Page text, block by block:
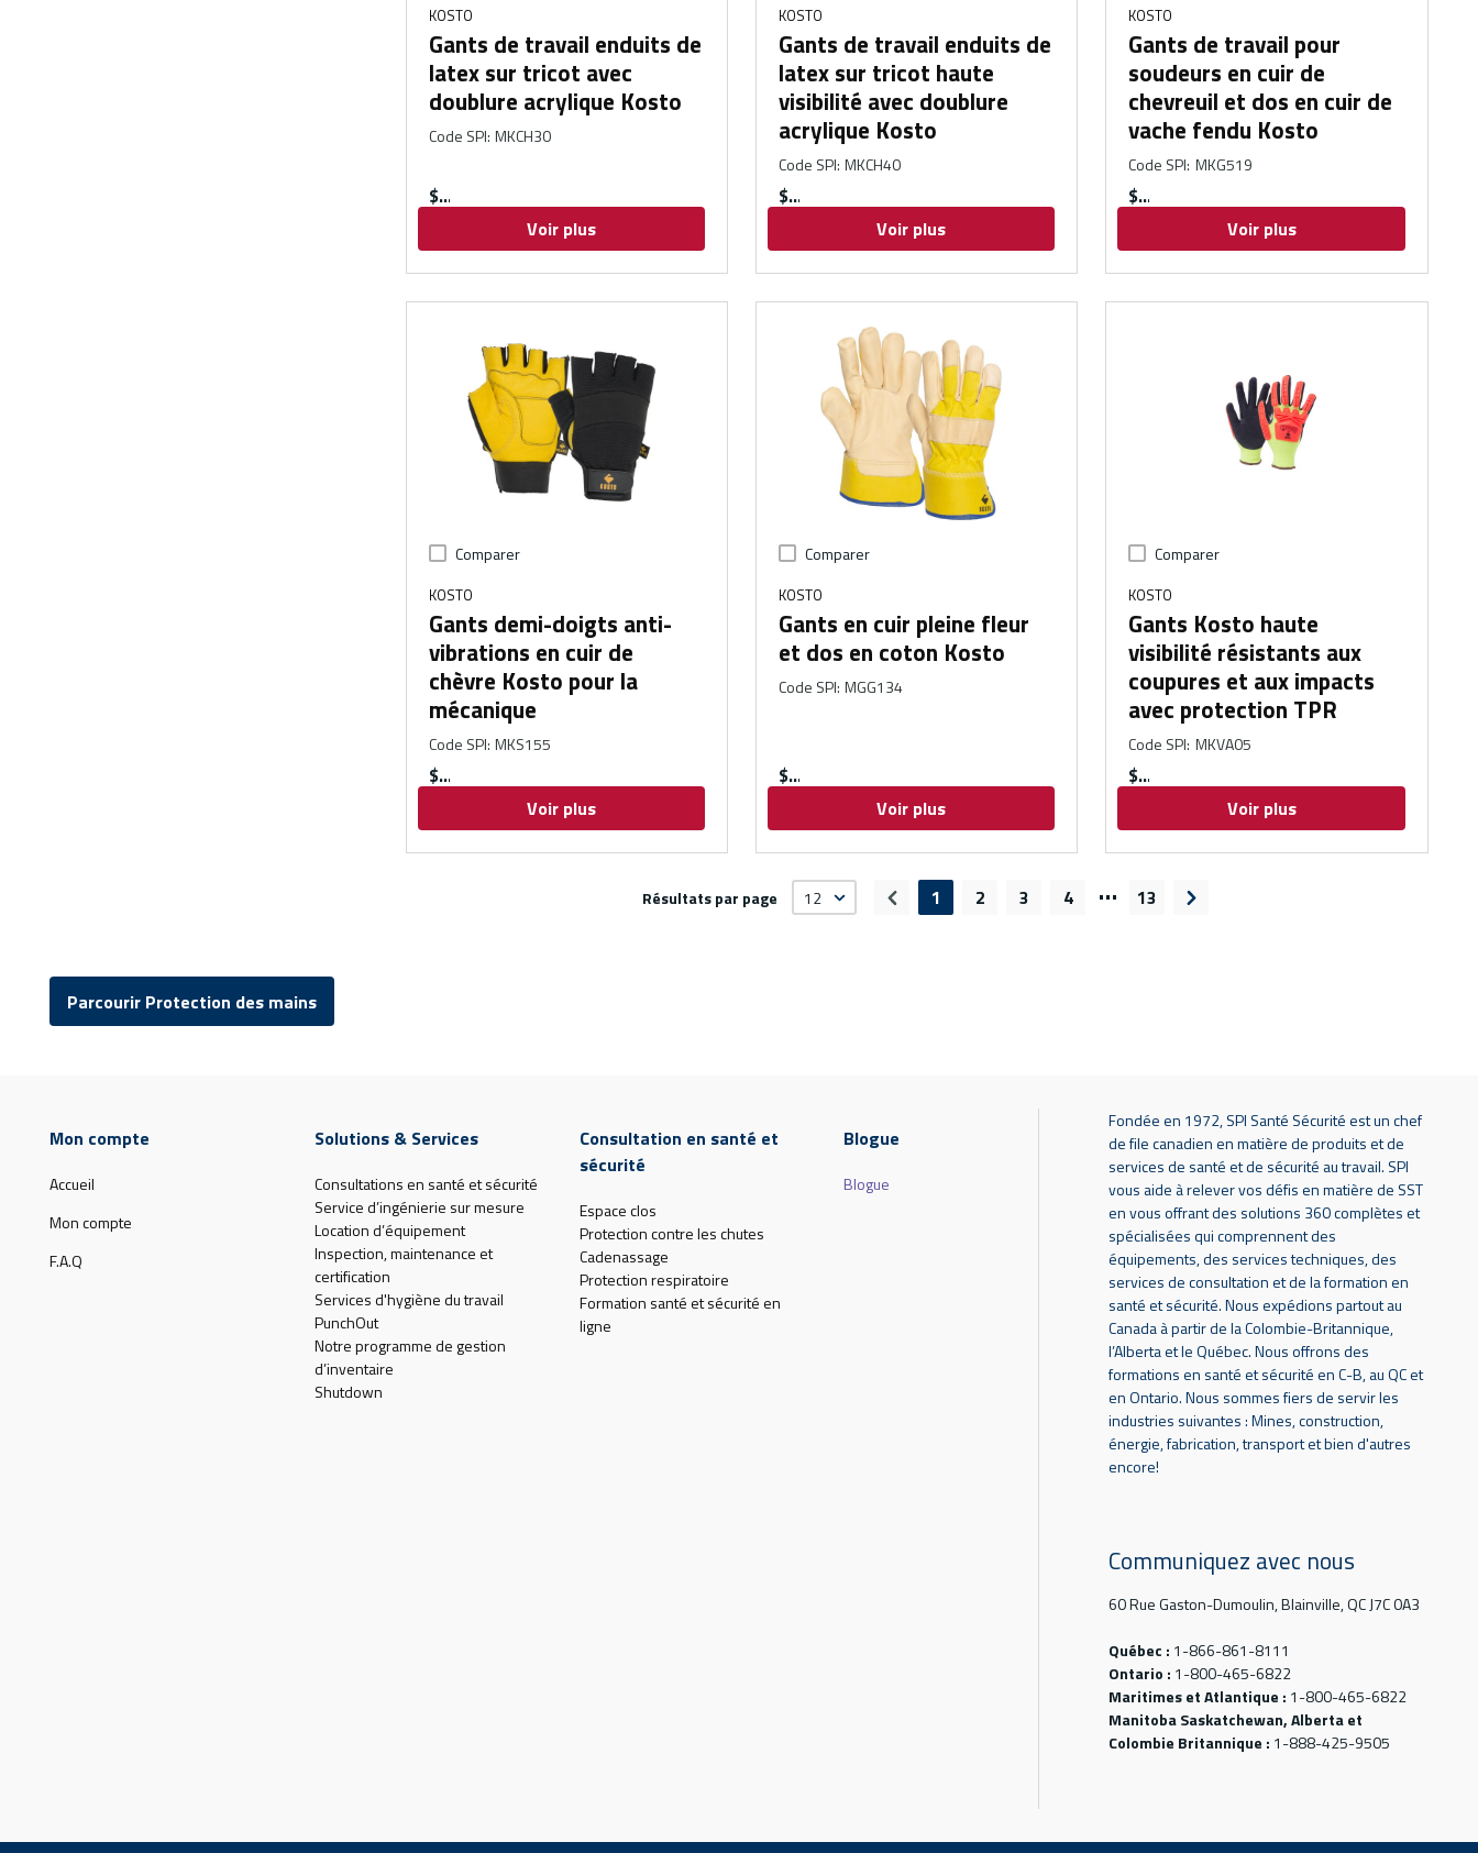
KOSTO
Gants de travail enduits de
latex sur tricot avec
doublure acrylique Kosto
Code SPI: MKCH30
$
Voir plus
KOSTO
Gants de travail enduits de
latex sur tricot haute
visibilité avec doublure
acrylique Kosto
Code SPI: MKCH40
$
Voir plus
KOSTO
Gants de travail pour
soudeurs en cuir de
chevreuil et dos en cuir de
vache fendu Kosto
Code SPI: MKG519
$
Voir plus
Comparer
KOSTO
Gants demi-doigts anti-
vibrations en cuir de
chèvre Kosto pour la
mécanique
Code SPI: MKS155
$
Voir plus
Comparer
KOSTO
Gants en cuir pleine fleur
et dos en coton Kosto
Code SPI: MGG134
$
Voir plus
Comparer
KOSTO
Gants Kosto haute
visibilité résistants aux
coupures et aux impacts
avec protection TPR
Code SPI: MKVA05
$
Voir plus
Résultats par page Page précédente
1 2 3 4 … 13 Page suivante
Parcourir Protection des mains
Mon compte
Accueil
Mon compte
F.A.Q
Solutions & Services
Consultations en santé et sécurité
Service d’ingénierie sur mesure
Location d’équipement
Inspection, maintenance et
certification
Services d'hygiène du travail
PunchOut
Notre programme de gestion
d’inventaire
Shutdown
Consultation en santé et
sécurité
Espace clos
Protection contre les chutes
Cadenassage
Protection respiratoire
Formation santé et sécurité en
ligne
Blogue
Blogue
Fondée en 1972, SPI Santé Sécurité est un chef
de file canadien en matière de produits et de
services de santé et de sécurité au travail. SPI
vous aide à relever vos défis en matière de SST
en vous offrant des solutions 360 complètes et
spécialisées qui comprennent des
équipements, des services techniques, des
services de consultation et de la formation en
santé et sécurité. Nous expédions partout au
Canada à partir de la Colombie-Britannique,
l’Alberta et le Québec. Nous offrons des
formations en santé et sécurité en C-B, au QC et
en Ontario. Nous sommes fiers de servir les
industries suivantes : Mines, construction,
énergie, fabrication, transport et bien d'autres
encore!
Communiquez avec nous
60 Rue Gaston-Dumoulin, Blainville, QC J7C 0A3
Québec : 1-866-861-8111
Ontario : 1-800-465-6822
Maritimes et Atlantique : 1-800-465-6822
Manitoba Saskatchewan, Alberta et
Colombie Britannique : 1-888-425-9505